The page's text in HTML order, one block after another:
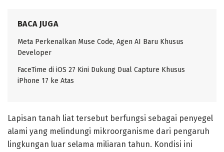
BACA JUGA
Meta Perkenalkan Muse Code, Agen AI Baru Khusus
Developer
FaceTime di iOS 27 Kini Dukung Dual Capture Khusus
iPhone 17 ke Atas
Lapisan tanah liat tersebut berfungsi sebagai penyegel
alami yang melindungi mikroorganisme dari pengaruh
lingkungan luar selama miliaran tahun. Kondisi ini